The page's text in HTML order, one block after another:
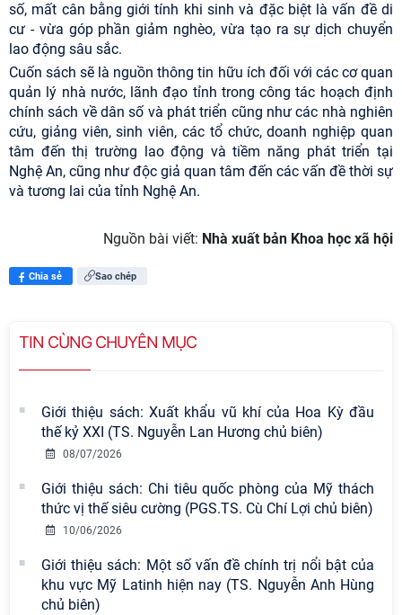
số, mất cân bằng giới tính khi sinh và đặc biệt là vấn đề di
cư - vừa góp phần giảm nghèo, vừa tạo ra sự dịch chuyển
lao động sâu sắc.
Cuốn sách sẽ là nguồn thông tin hữu ích đối với các cơ quan
quản lý nhà nước, lãnh đạo tỉnh trong công tác hoạch định
chính sách về dân số và phát triển cũng như các nhà nghiên
cứu, giảng viên, sinh viên, các tổ chức, doanh nghiệp quan
tâm đến thị trường lao động và tiềm năng phát triển tại
Nghệ An, cũng như độc giả quan tâm đến các vấn đề thời sự
và tương lai của tỉnh Nghệ An.
Nguồn bài viết: Nhà xuất bản Khoa học xã hội
Chia sẻ Sao chép
TIN CÙNG CHUYÊN MỤC
Giới thiệu sách: Xuất khẩu vũ khí của Hoa Kỳ đầu
thế kỷ XXI (TS. Nguyễn Lan Hương chủ biên)
08/07/2026
Giới thiệu sách: Chi tiêu quốc phòng của Mỹ thách
thức vị thế siêu cường (PGS.TS. Cù Chí Lợi chủ biên)
10/06/2026
Giới thiệu sách: Một số vấn đề chính trị nổi bật của
khu vực Mỹ Latinh hiện nay (TS. Nguyễn Anh Hùng
chủ biên)